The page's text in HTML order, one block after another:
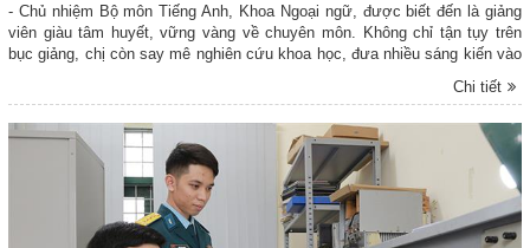
- Chủ nhiệm Bộ môn Tiếng Anh, Khoa Ngoại ngữ, được biết đến là giảng
viên giàu tâm huyết, vững vàng về chuyên môn. Không chỉ tận tụy trên
bục giảng, chị còn say mê nghiên cứu khoa học, đưa nhiều sáng kiến vào
Chi tiết